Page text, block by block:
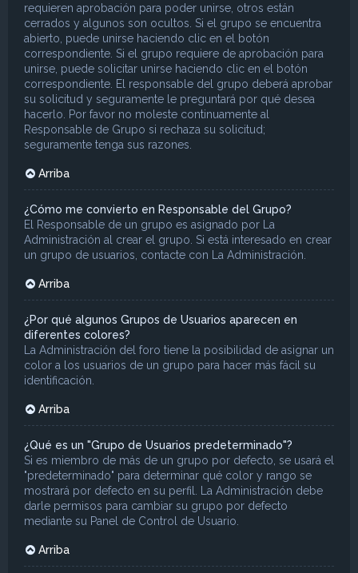
requieren aprobación para poder unirse, otros están
cerrados y algunos son ocultos. Si el grupo se encuentra
abierto, puede unirse haciendo clic en el botón
correspondiente. Si el grupo requiere de aprobación para
unirse, puede solicitar unirse haciendo clic en el botón
correspondiente. El responsable del grupo deberá aprobar
su solicitud y seguramente le preguntará por qué desea
hacerlo. Por favor no moleste continuamente al
Responsable de Grupo si rechaza su solicitud;
seguramente tenga sus razones.
Arriba
¿Cómo me convierto en Responsable del Grupo?
El Responsable de un grupo es asignado por La
Administración al crear el grupo. Si está interesado en crear
un grupo de usuarios, contacte con La Administración.
Arriba
¿Por qué algunos Grupos de Usuarios aparecen en
diferentes colores?
La Administración del foro tiene la posibilidad de asignar un
color a los usuarios de un grupo para hacer más fácil su
identificación.
Arriba
¿Qué es un "Grupo de Usuarios predeterminado"?
Si es miembro de más de un grupo por defecto, se usará el
"predeterminado" para determinar qué color y rango se
mostrará por defecto en su perfil. La Administración debe
darle permisos para cambiar su grupo por defecto
mediante su Panel de Control de Usuario.
Arriba